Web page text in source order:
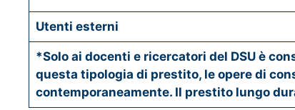
Utenti esterni
*Solo ai docenti e ricercatori del DSU è
questa tipologia di prestito, le opere di
contemporaneamente. Il prestito lungo